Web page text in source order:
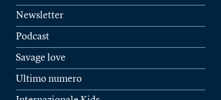
Newsletter
Podcast
Savage love
Ultimo numero